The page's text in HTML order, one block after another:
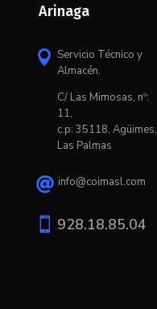
Arinaga
 Servicio Técnico y
Almacén.
C/ Las Mimosas, nº:
11,
c.p: 35118, Agüimes,
Las Palmas
 info@coimasl.com
 928.18.85.04